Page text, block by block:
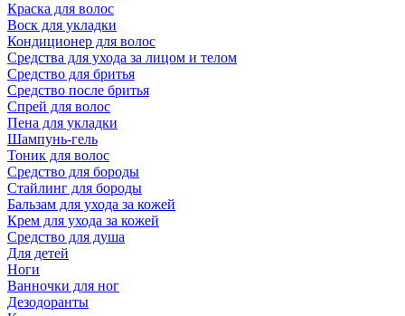
Краска для волос
Воск для укладки
Кондиционер для волос
Средства для ухода за лицом и телом
Средство для бритья
Средство после бритья
Спрей для волос
Пена для укладки
Шампунь-гель
Тоник для волос
Средство для бороды
Стайлинг для бороды
Бальзам для ухода за кожей
Крем для ухода за кожей
Средство для душа
Для детей
Ноги
Ванночки для ног
Дезодоранты